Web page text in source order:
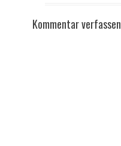
Kommentar verfassen